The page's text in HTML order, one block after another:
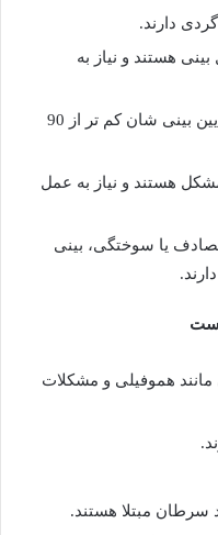
دارند.
هستند و نیاز به
افرادی که زاویه بین لب بالا و پایین بینی شان کم تر از 90
هستند و نیاز به عمل
تصادف یا سوختگی، بینی
مانند هموفیلی و مشکلات
سرطان مبتلا هستند.